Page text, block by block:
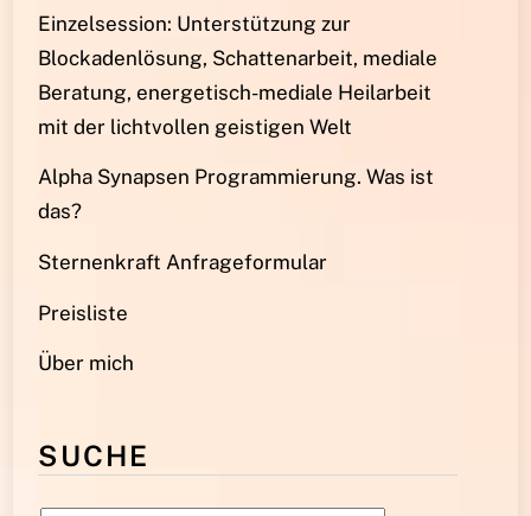
Einzelsession: Unterstützung zur
Blockadenlösung, Schattenarbeit, mediale
Beratung, energetisch-mediale Heilarbeit
mit der lichtvollen geistigen Welt
Alpha Synapsen Programmierung. Was ist
das?
Sternenkraft Anfrageformular
Preisliste
Über mich
SUCHE